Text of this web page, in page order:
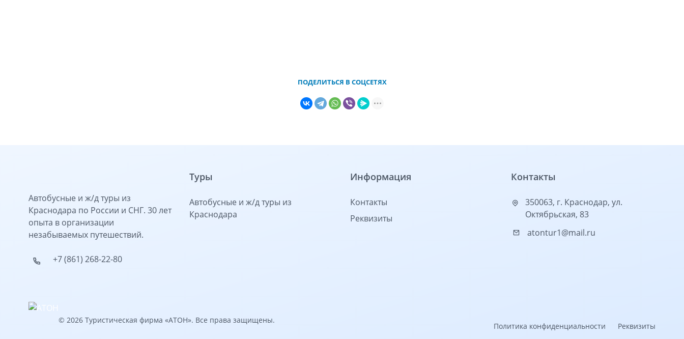
ПОДЕЛИТЬСЯ В СОЦСЕТЯХ
Автобусные и ж/д туры из
Краснодара по России и СНГ. 30 лет
опыта в организации
незабываемых путешествий.
+7 (861) 268-22-80
Туры
Автобусные и ж/д туры из
Краснодара
Информация
Контакты
Реквизиты
Контакты
350063, г. Краснодар, ул.
Октябрьская, 83
atontur1@mail.ru
© 2026 Туристическая фирма «АТОН». Все права защищены.
Политика конфиденциальности Реквизиты